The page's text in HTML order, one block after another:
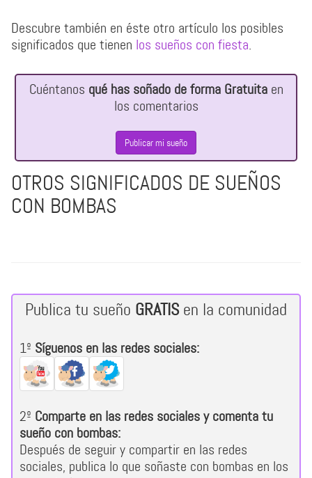
Descubre también en éste otro artículo los posibles
significados que tienen los sueños con fiesta.
Cuéntanos qué has soñado de forma Gratuitaen
los comentarios
Publicar mi sueño
OTROS SIGNIFICADOS DE SUEÑOS
CON BOMBAS
Publica tu sueño GRATISen la comunidad
1º Síguenos en las redes sociales:
2º Comparte en las redes sociales y comenta tu
sueño con bombas:
Después de seguir y compartir en las redes
sociales, publica lo que soñaste con bombas en los